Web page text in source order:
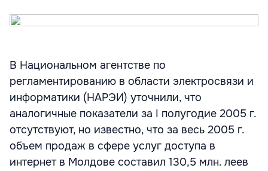
В Национальном агентстве по
регламентированию в области электросвязи и
информатики (НАРЭИ) уточнили, что
аналогичные показатели за I полугодие 2005 г.
отсутствуют, но известно, что за весь 2005 г.
объем продаж в сфере услуг доступа в
интернет в Молдове составил 130,5 млн. леев